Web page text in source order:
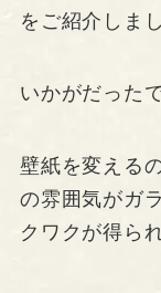
をご紹介しま
いかがだった
壁紙を変える
の雰囲気がガ
クワクが得ら